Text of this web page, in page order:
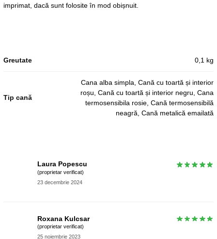
imprimat, dacă sunt folosite în mod obișnuit.
Greutate 0,1 kg
Tip cană
Cana alba simpla, Cană cu toartă și interior
roșu, Cană cu toartă și interior negru, Cana
termosensibila rosie, Cană termosensibilă
neagră, Cană metalică emailată
Laura Popescu
(proprietar verificat)
23 decembrie 2024
Roxana Kulcsar
(proprietar verificat)
25 noiembrie 2023